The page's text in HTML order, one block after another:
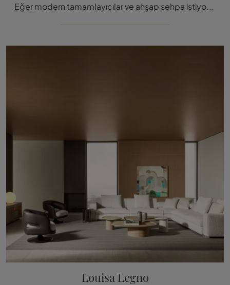
Eğer modern tamamlayıcılar ve ahşap sehpa istiyorsanız, Twils markasının Orion sehpa modeli hakkında daha fazla
Louisa Legno